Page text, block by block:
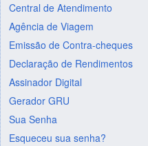
Central de Atendimento
Agência de Viagem
Emissão de Contra-cheques
Declaração de Rendimentos
Assinador Digital
Gerador GRU
Sua Senha
Esqueceu sua senha?